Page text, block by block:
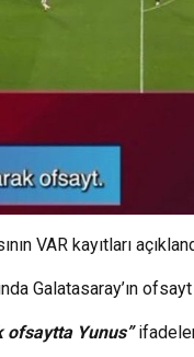
VAR kayıtları
Galatasaray’ın
ofsaytta Yunus”